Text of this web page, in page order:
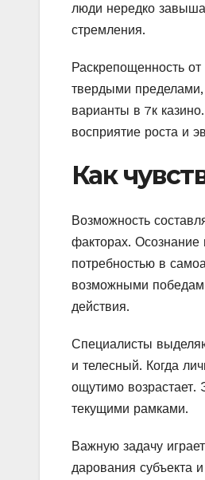
люди нередко
стремления.
Раскрепощенность
твердыми пределами,
варианты в 7к
восприятие роста и
Как
Возможность
факторах. Осознание
потребностью в
возможными
действия.
Специалисты
и телесный. Когда
ощутимо возрастает.
текущими рамками.
Важную задачу
дарования субъекта